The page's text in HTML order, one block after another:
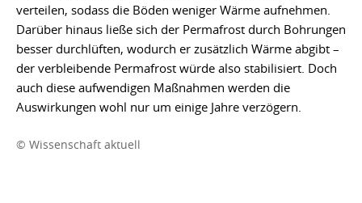
verteilen, sodass die Böden weniger Wärme aufnehmen.
Darüber hinaus ließe sich der Permafrost durch Bohrungen
besser durchlüften, wodurch er zusätzlich Wärme abgibt –
der verbleibende Permafrost würde also stabilisiert. Doch
auch diese aufwendigen Maßnahmen werden die
Auswirkungen wohl nur um einige Jahre verzögern.
© Wissenschaft aktuell